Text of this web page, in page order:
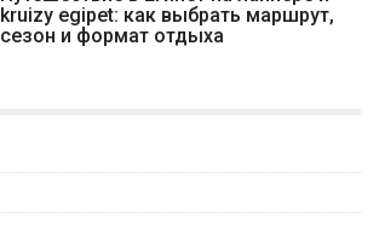
kruizy egipet: как выбрать маршрут,
сезон и формат отдыха